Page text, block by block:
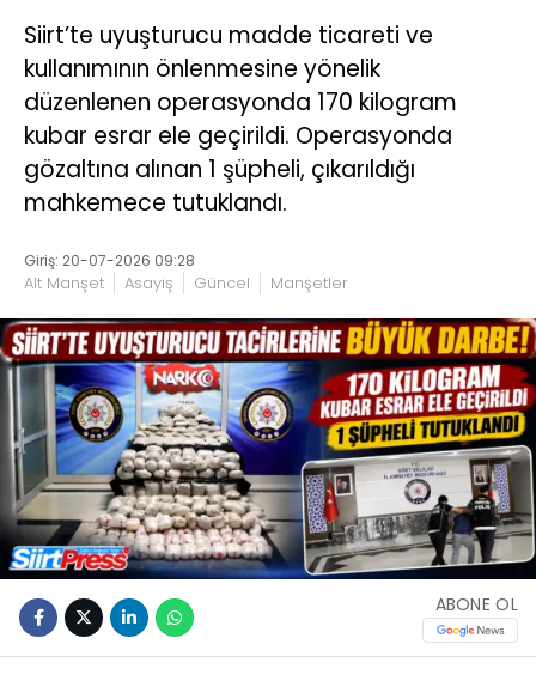
Siirt’te uyuşturucu madde ticareti ve
kullanımının önlenmesine yönelik
düzenlenen operasyonda 170 kilogram
kubar esrar ele geçirildi. Operasyonda
gözaltına alınan 1 şüpheli, çıkarıldığı
mahkemece tutuklandı.
Giriş: 20-07-2026 09:28
Alt Manşet Asayiş Güncel Manşetler
ABONE OL